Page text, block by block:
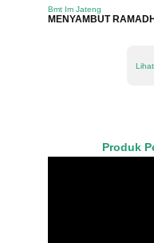
Bmt Im Jateng
MENYAMBUT
Produk